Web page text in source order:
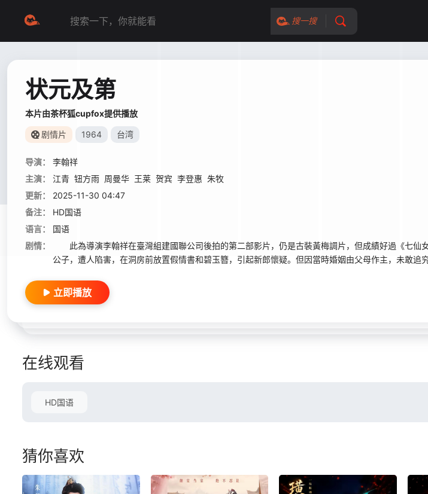
搜一搜
状元及第
本片由茶杯狐cupfox提供播放
剧情片 1964 台湾
导演：
李翰祥
主演：
江青 钮方雨 周曼华 王莱 贺宾 李登惠 朱牧
更新：
2025-11-30 04:47
备注：
HD国语
语言：
国语
剧情：
此為導演李翰祥在臺灣組建國聯公司後拍的第二部影片，仍是古裝黃梅調片，但成績好過《七
公子，遭人陷害，在洞房前放置假情書和碧玉簪，引起新郎懷疑。但因當時婚姻由父母作主，未敢追
立即播放
在线观看
HD国语
猜你喜欢